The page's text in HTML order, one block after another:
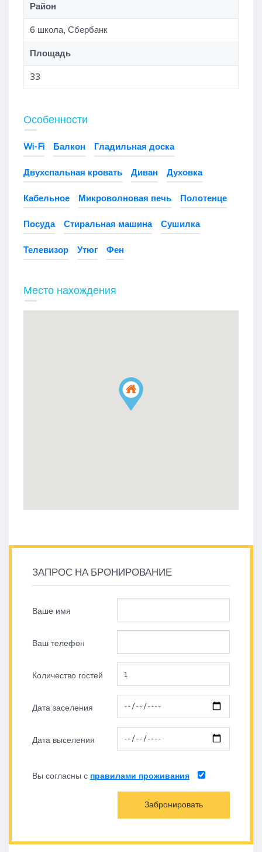
Район
6 школа, Сбербанк
Площадь
33
Особенности
Wi-Fi Балкон Гладильная доска
Двухспальная кровать Диван Духовка
Кабельное Микроволновая печь Полотенце
Посуда Стиральная машина Сушилка
Телевизор Утюг Фен
Место нахождения
ЗАПРОС НА БРОНИРОВАНИЕ
Ваше имя
Ваш телефон
Количество гостей
Дата заселения
Дата выселения
Вы согласны с правилами проживания